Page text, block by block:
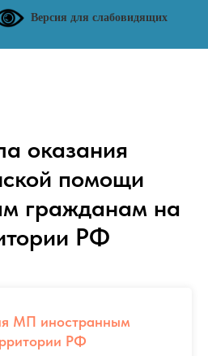
Версия для слабовидящих
оказания
помощи
гражданам на
РФ
МП иностранным
РФ